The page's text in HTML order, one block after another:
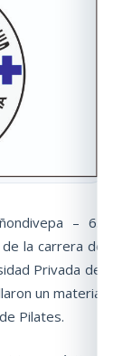
– 6.ª
la carrera de
Privada del
un material
Pilates.